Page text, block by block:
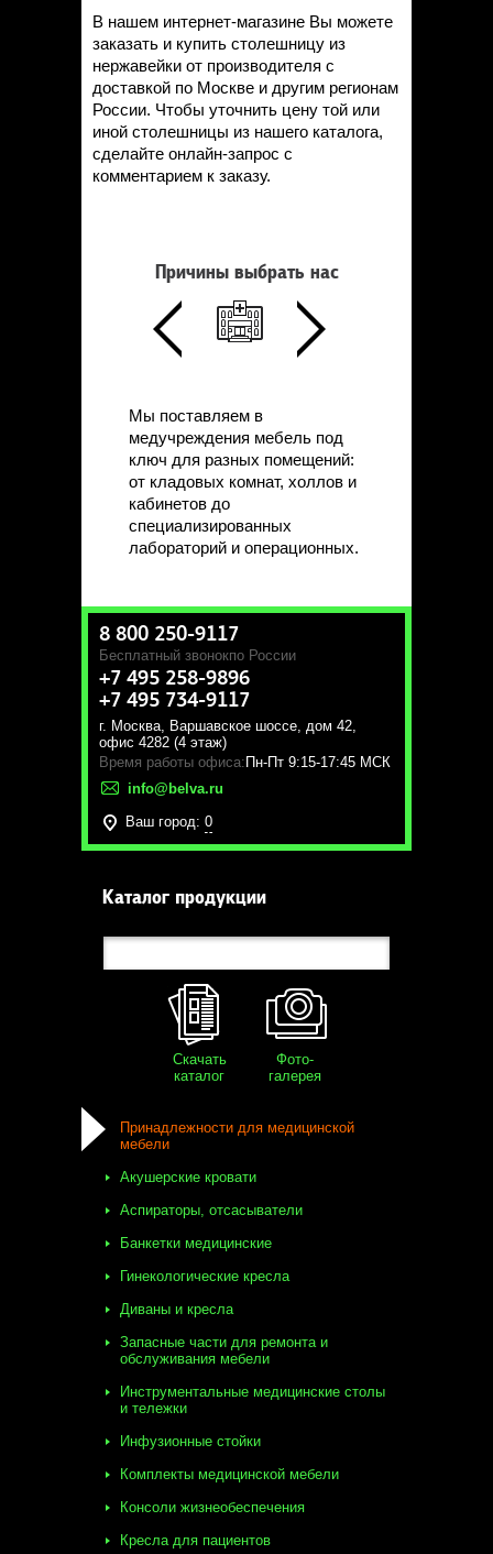
В нашем интернет-магазине Вы можете
заказать и купить столешницу из
нержавейки от производителя с
доставкой по Москве и другим регионам
России. Чтобы уточнить цену той или
иной столешницы из нашего каталога,
сделайте онлайн-запрос с
комментарием к заказу.
Причины выбрать нас
Мы поставляем в
медучреждения мебель под
ключ для разных помещений:
от кладовых комнат, холлов и
кабинетов до
специализированных
лабораторий и операционных.
8 800 250-9117
Бесплатный звонокпо России
+7 495 258-9896
+7 495 734-9117
г. Москва, Варшавское шоссе, дом 42,
офис 4282 (4 этаж)
Время работы офиса: Пн-Пт 9:15-17:45 МСК
info@belva.ru
Ваш город: 0
Каталог продукции
Скачать
каталог
Фото-
галерея
Принадлежности для медицинской
мебели
Акушерские кровати
Аспираторы, отсасыватели
Банкетки медицинские
Гинекологические кресла
Диваны и кресла
Запасные части для ремонта и
обслуживания мебели
Инструментальные медицинские столы
и тележки
Инфузионные стойки
Комплекты медицинской мебели
Консоли жизнеобеспечения
Кресла для пациентов